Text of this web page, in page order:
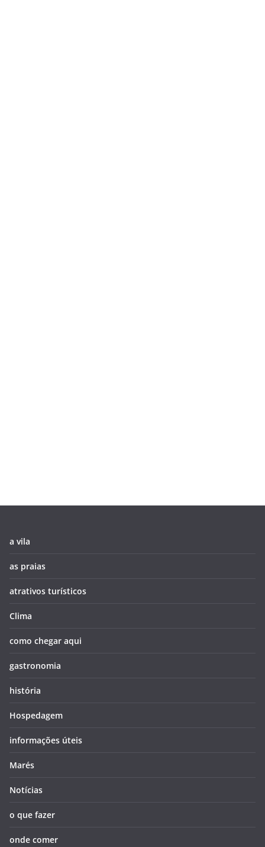
a vila
as praias
atrativos turísticos
Clima
como chegar aqui
gastronomia
história
Hospedagem
informações úteis
Marés
Notícias
o que fazer
onde comer